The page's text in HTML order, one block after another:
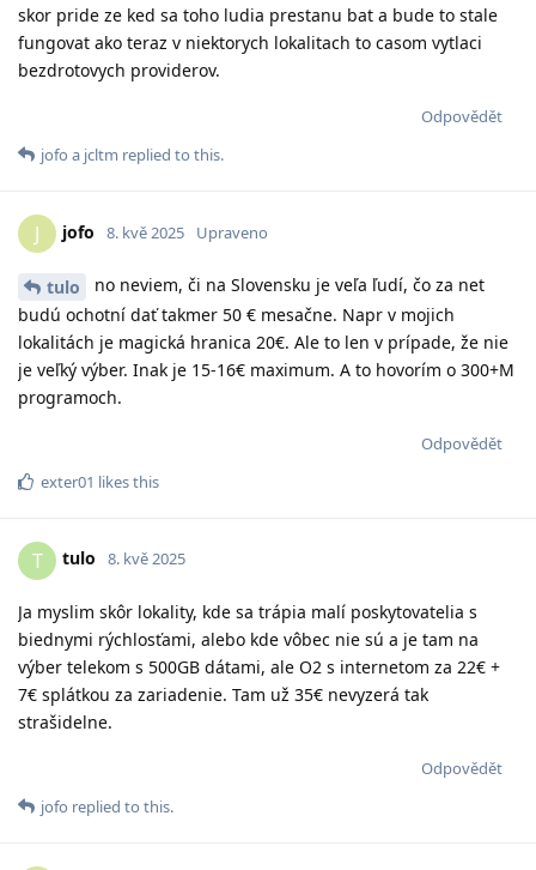
skor pride ze ked sa toho ludia prestanu bat a bude to stale
fungovat ako teraz v niektorych lokalitach to casom vytlaci
bezdrotovych providerov.
Odpovědět
jofo a jcltm replied to this.
J jofo 8. kvě 2025 Upraveno
tulo
no neviem, či na Slovensku je veľa ľudí, čo za net
budú ochotní dať takmer 50 € mesačne. Napr v mojich
lokalitách je magická hranica 20€. Ale to len v prípade, že nie
je veľký výber. Inak je 15-16€ maximum. A to hovorím o 300+M
programoch.
Odpovědět
exter01 likes this
T tulo 8. kvě 2025
Ja myslim skôr lokality, kde sa trápia malí poskytovatelia s
biednymi rýchlosťami, alebo kde vôbec nie sú a je tam na
výber telekom s 500GB dátami, ale O2 s internetom za 22€ +
7€ splátkou za zariadenie. Tam už 35€ nevyzerá tak
strašidelne.
Odpovědět
jofo replied to this.